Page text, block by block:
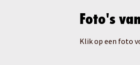
Foto's
Klik op een foto